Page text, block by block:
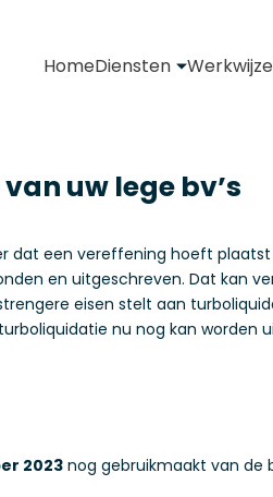
HomeDiensten Werkwijze
uw lege bv’s
dat een vereffening hoeft
en uitgeschreven. Dat kan
eisen stelt aan
nu nog kan worden
2023nog gebruikmaakt van de